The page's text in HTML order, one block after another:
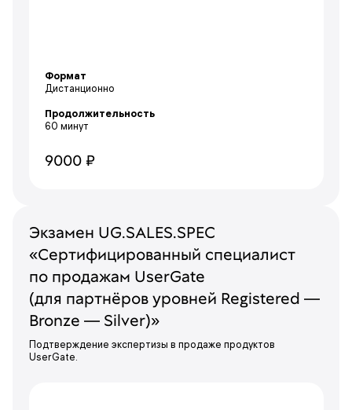
Формат
Дистанционно
Продолжительность
60 минут
9000 ₽
Экзамен UG.SALES.SPEC
«Сертифицированный специалист
по продажам UserGate
(для партнёров уровней Registered —
Bronze — Silver)»
Подтверждение экспертизы в продаже продуктов
UserGate.